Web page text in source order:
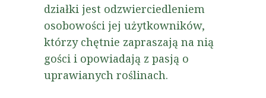
działki jest odzwierciedleniem
osobowości jej użytkowników,
którzy chętnie zapraszają na nią
gości i opowiadają z pasją o
uprawianych roślinach.